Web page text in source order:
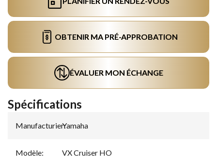
OBTENIR MA PRÉ-APPROBATION
ÉVALUER MON ÉCHANGE
Spécifications
Manufacturier:
Yamaha
Modèle: VX Cruiser HO